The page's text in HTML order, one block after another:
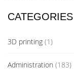
CATEGORIES
3D printing (1)
Administration (183)